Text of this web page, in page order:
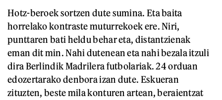
Hotz-beroek sortzen dute sumina. Eta baita
horrelako kontraste muturrekoek ere. Niri,
punttaren bati heldu behar eta, distantzienak
eman dit min. Nahi dutenean eta nahi bezala itzuli
dira Berlindik Madrilera futbolariak. 24 orduan
edozertarako denbora izan dute. Eskueran
zituzten, beste mila konturen artean, beraientzat